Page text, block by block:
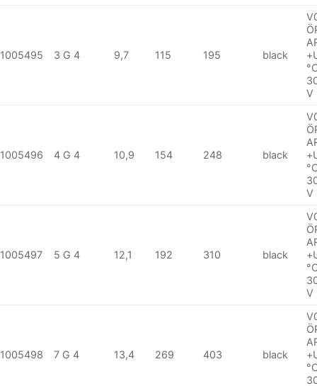
1005495 3 G 4 9,7 115 195 black
V
1005496 4 G 4 10,9 154 248 black
V
1005497 5 G 4 12,1 192 310 black
V
1005498 7 G 4 13,4 269 403 black